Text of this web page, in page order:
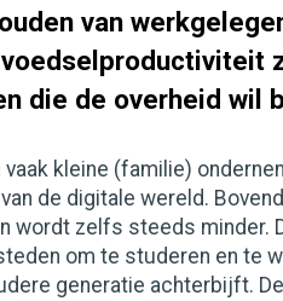
van
die de overheid wil
vaak kleine (familie)
de digitale wereld.
wordt zelfs steeds minder.
om te studeren en te
generatie achterbijft.